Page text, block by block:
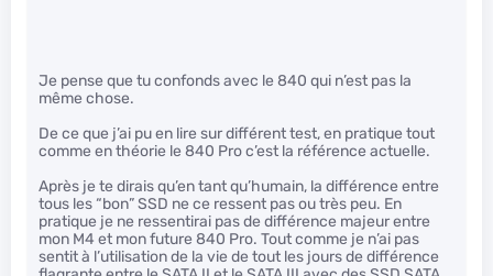
Je pense que tu confonds avec le 840 qui n’est pas la
même chose.
De ce que j’ai pu en lire sur différent test, en pratique tout
comme en théorie le 840 Pro c’est la référence actuelle.
Après je te dirais qu’en tant qu’humain, la différence entre
tous les “bon” SSD ne ce ressent pas ou très peu. En
pratique je ne ressentirai pas de différence majeur entre
mon M4 et mon future 840 Pro. Tout comme je n’ai pas
sentit à l’utilisation de la vie de tout les jours de différence